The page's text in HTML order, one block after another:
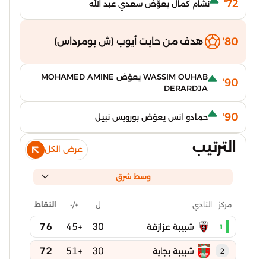
72' نشام كمال يعوّض سعدي عبد الله
80' هدف من حابت أيوب (ش بومرداس)
90'
WASSIM OUHAB يعوّض MOHAMED AMINE
DERARDJA
90' حمادو انس يعوّض بورويس نبيل
الترتيب عرض الكل
وسط شرق
مركز النادي ل +/- النقاط
1 شبيبة عزازقة 30
+45
76
2 شبيبة بجاية 30
+51
72